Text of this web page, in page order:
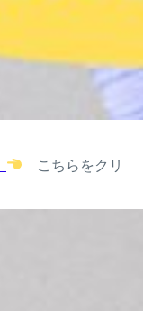
こちらをクリ